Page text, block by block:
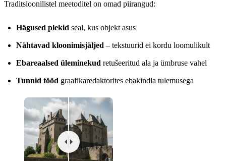
Traditsioonilistel meetoditel on omad piirangud:
Hägused plekid seal, kus objekt asus
Nähtavad kloonimisjäljed – tekstuurid ei kordu loomulikult
Ebareaalsed üleminekud retušeeritud ala ja ümbruse vahel
Tunnid tööd graafikaredaktorites ebakindla tulemusega